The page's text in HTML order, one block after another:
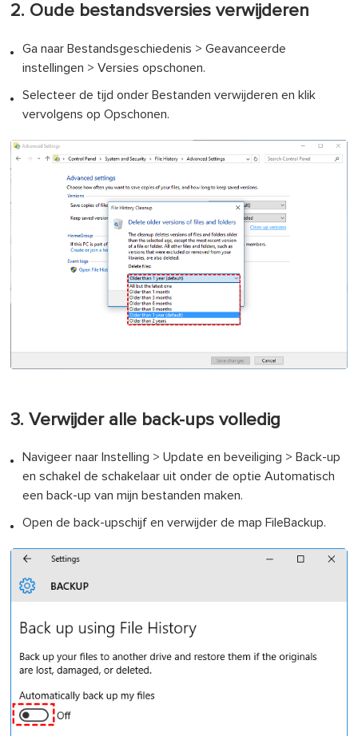
2. Oude bestandsversies verwijderen
Ga naar Bestandsgeschiedenis > Geavanceerde
instellingen > Versies opschonen.
Selecteer de tijd onder Bestanden verwijderen en klik
vervolgens op Opschonen.
3. Verwijder alle back-ups volledig
Navigeer naar Instelling > Update en beveiliging > Back-up
en schakel de schakelaar uit onder de optie Automatisch
een back-up van mijn bestanden maken.
Open de back-upschijf en verwijder de map FileBackup.